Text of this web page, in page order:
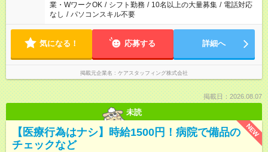
業・WワークOK / シフト勤務 / 10名以上の大量募集 / 電話対応
なし / パソコンスキル不要
気になる！ 応募する 詳細へ
掲載元企業名 ケアスタッフィング株式会社
掲載日：2026.08.07
未読
NEW
【医療行為はナシ】時給1500円！病院で備品の
チェックなど